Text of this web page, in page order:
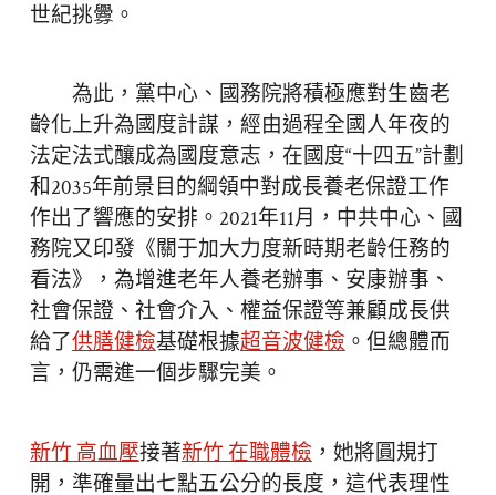
世紀挑釁。
為此，黨中心、國務院將積極應對生齒老
齡化上升為國度計謀，經由過程全國人年夜的
法定法式釀成為國度意志，在國度“十四五”計劃
和2035年前景目的綱領中對成長養老保證工作
作出了響應的安排。2021年11月，中共中心、國
務院又印發《關于加大力度新時期老齡任務的
看法》，為增進老年人養老辦事、安康辦事、
社會保證、社會介入、權益保證等兼顧成長供
給了供膳健檢基礎根據超音波健檢。但總體而
言，仍需進一個步驟完美。
新竹 高血壓接著新竹 在職體檢，她將圓規打
開，準確量出七點五公分的長度，這代表理性